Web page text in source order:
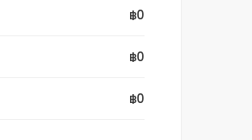
฿0
฿0
฿0